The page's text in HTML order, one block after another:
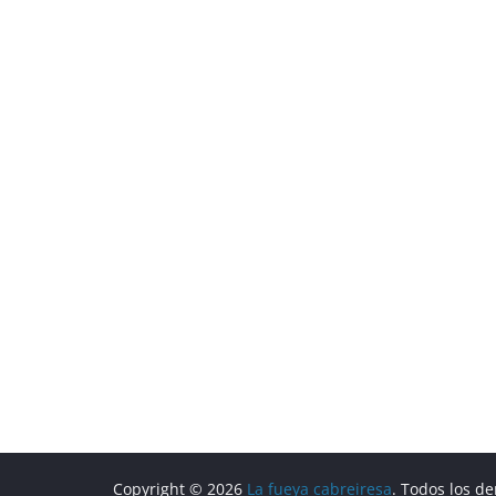
Copyright © 2026 La fueya cabreiresa. Todos los